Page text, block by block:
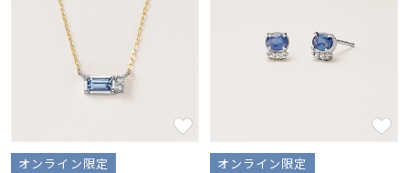
オンライン限定 オンライン限定